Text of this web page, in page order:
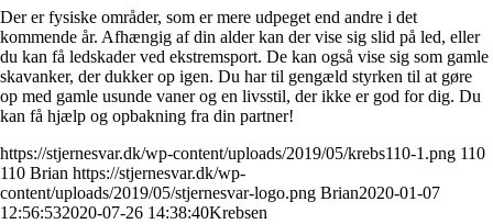
Der er fysiske områder, som er mere udpeget end andre i det
kommende år. Afhængig af din alder kan der vise sig slid på led, eller
du kan få ledskader ved ekstremsport. De kan også vise sig som gamle
skavanker, der dukker op igen. Du har til gengæld styrken til at gøre
op med gamle usunde vaner og en livsstil, der ikke er god for dig. Du
kan få hjælp og opbakning fra din partner!
https://stjernesvar.dk/wp-content/uploads/2019/05/krebs110-1.png 110
110 Brian https://stjernesvar.dk/wp-
content/uploads/2019/05/stjernesvar-logo.png Brian2020-01-07
12:56:532020-07-26 14:38:40Krebsen